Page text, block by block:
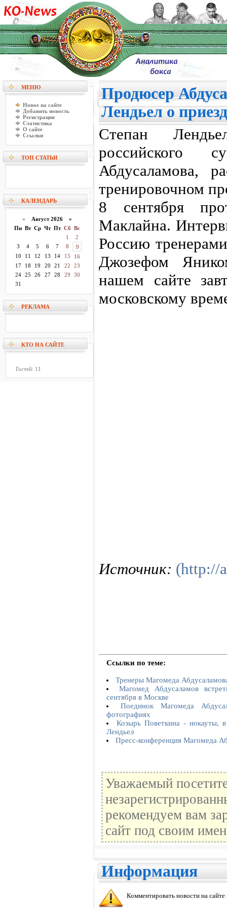
МЕНЮ
Новое на сайте
Добавить новость
Регистрация
Статистика
О сайте
Ссылки
ТОП СТАТЬИ
КАЛЕНДАРЬ
« Август 2026 »
Пн Вт Ср Чт Пт Сб Вс
1
2
3
4 5 6 7 8
9
10
11 12 13 14 15
16
17
18 19 20 21 22
23
24
25 26 27 28 29
30
31
РЕКЛАМА
КТО НА САЙТЕ
Гостей: 11
Продюсер
Лендьел о
Степан
российского
Абдусаламова,
тренировочном
8 сентября
Маклайна.
Россию
Джозефом
нашем сайте
московскому
Источник: (http://
Ссылки по теме:
Тренеры Магомеда
Магомед Абдусаламов
сентября в Москве
Поединок Магомеда
фотографиях
Козырь Поветкина - нокауты,
Лендьел
Пресс-конференция Магомеда
Уважаемый
рекомендуем вам
сайт под своим
Информация
Комментировать новости на